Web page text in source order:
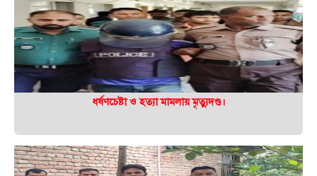
ধর্ষণচেষ্টা ও হত্যা মামলায় মৃত্যুদণ্ড।